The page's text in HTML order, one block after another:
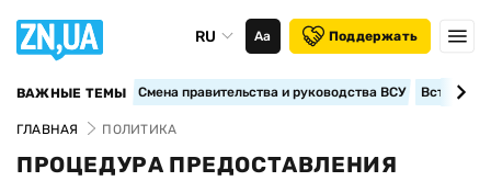
RU Аа Поддержать
ВАЖНЫЕ ТЕМЫ Смена правительства и руководства ВСУ
ГЛАВНАЯ ПОЛИТИКА
ПРОЦЕДУРА ПРЕДОСТАВЛЕНИЯ